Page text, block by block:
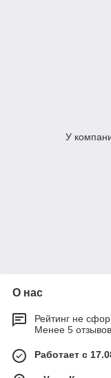
У
О нас
Рейтинг не
Менее 5
Работает с